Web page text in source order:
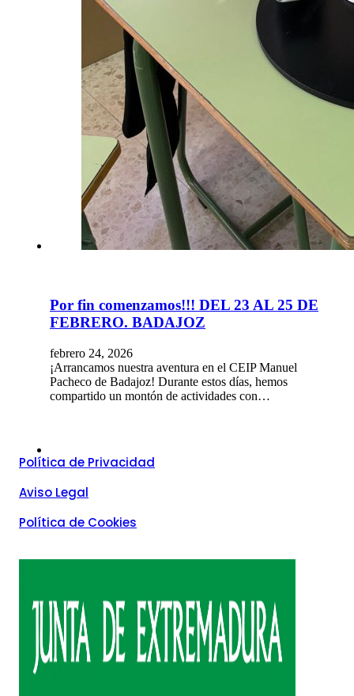
Por fin comenzamos!!! DEL 23 AL 25 DE
FEBRERO. BADAJOZ
febrero 24, 2026
¡Arrancamos nuestra aventura en el CEIP Manuel
Pacheco de Badajoz! Durante estos días, hemos
compartido un montón de actividades con…
Política de Privacidad
Aviso Legal
Política de Cookies